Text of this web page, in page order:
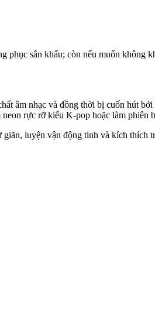
sân khấu; còn nếu muốn không
âm nhạc và đồng thời bị cuốn hút
rực rỡ kiểu K‑pop hoặc làm phiên
luyện vận động tinh và kích